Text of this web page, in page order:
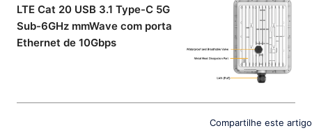
LTE Cat 20 USB 3.1 Type-C 5G
Sub-6GHz mmWave com porta
Ethernet de 10Gbps
Compartilhe este artigo